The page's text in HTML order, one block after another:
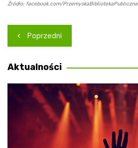
Źródło: facebook.com/PrzemyskaBibliotekaPubliczna
Nawigacja
wpisu
Poprzedni
Aktualności